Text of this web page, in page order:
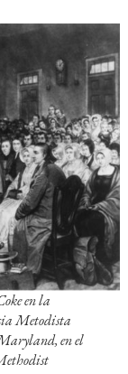
en la
Metodista
en el